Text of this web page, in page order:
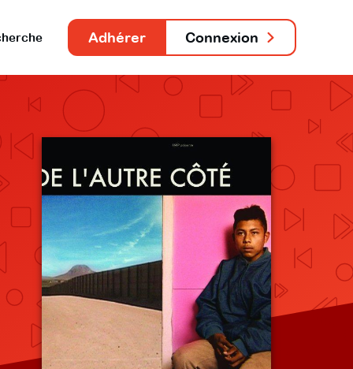
Adhérer Connexion